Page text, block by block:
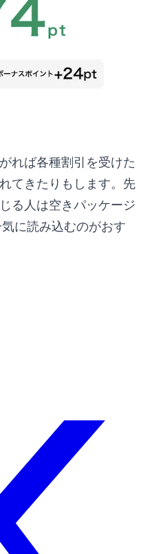
れば各種割引を受けた
てきたりもします。先
る人は空きパッケージ
に読み込むのがおす